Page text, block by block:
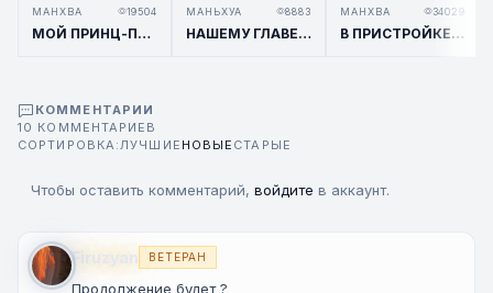
МАНХВА 19504
МОЙ ПРИНЦ-ПИРАТ
МАНЬХУА 8883
НАШЕМУ ГЛАВЕ СЕМЬИ ВСЕГО 8 ЛЕТ!
МАНХВА 34029
В ПРИСТРОЙКЕ НЕ ГАСНЕТ СВЕТ
КОММЕНТАРИИ
10 КОММЕНТАРИЕВ
СОРТИРОВКА:ЛУЧШИЕ НОВЫЕ СТАРЫЕ
Чтобы оставить комментарий, войдите в аккаунт.
Firuzyan ВЕТЕРАН
Продолжение будет ?